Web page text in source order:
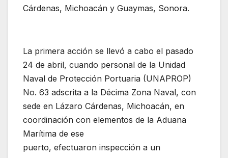
Cárdenas, Michoacán y Guaymas, Sonora.
La primera acción se llevó a cabo el pasado
24 de abril, cuando personal de la Unidad
Naval de Protección Portuaria (UNAPROP)
No. 63 adscrita a la Décima Zona Naval, con
sede en Lázaro Cárdenas, Michoacán, en
coordinación con elementos de la Aduana
Marítima de ese
puerto, efectuaron inspección a un